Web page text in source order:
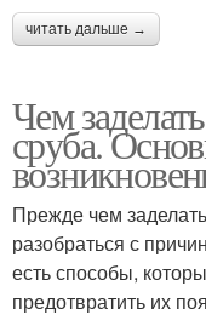
читать дальше →
Чем
сруба.
Прежде чем
разобраться с
есть способы,
предотвратить их